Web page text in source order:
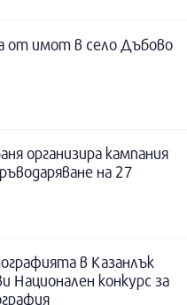
от имот в село Дъбово
организира кампания
на 27
в Казанлък
Национален конкурс за